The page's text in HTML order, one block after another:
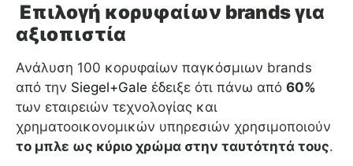
Επιλογή κορυφαίων brands για
αξιοπιστία
Ανάλυση 100 κορυφαίων παγκόσμιων brands
από την Siegel+Gale έδειξε ότι πάνω από 60%
των εταιρειών τεχνολογίας και
χρηματοοικονομικών υπηρεσιών χρησιμοποιούν
το μπλε ως κύριο χρώμα στην ταυτότητά τους.